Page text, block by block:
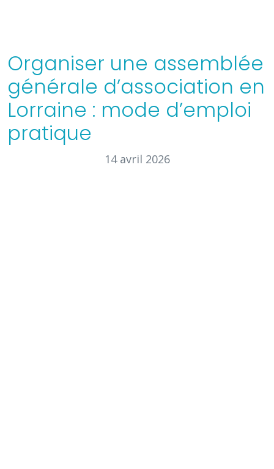
Organiser une assemblée
générale d’association en
Lorraine : mode d’emploi
pratique
14 avril 2026